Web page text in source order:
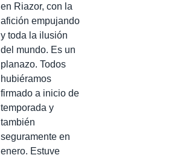
en Riazor, con la
afición empujando
y toda la ilusión
del mundo. Es un
planazo. Todos
hubiéramos
firmado a inicio de
temporada y
también
seguramente en
enero. Estuve